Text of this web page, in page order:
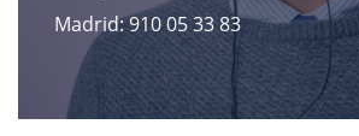
Madrid: 910 05 33 83